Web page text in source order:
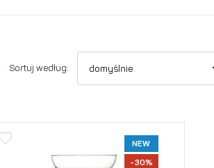
Sortuj według:
NEW
-30%